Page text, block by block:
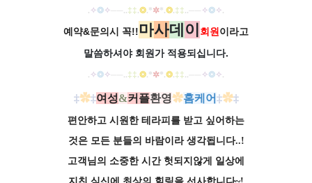
. ✧❂✧──..‡‡.❂.*✲*.❂.‡‡..── ✧❂✧.
예약&문의시 꼭!!마사데 이 회원 이라고
말씀하셔야 회원가 적용되십니다.
. ✧❂✧──..‡‡.❂.*✲*.❂.‡‡..── ✧❂✧.
‡✿‡여성&커플환영✿홈케어‡✿‡
편안하고 시원한 테라피를 받고 싶어하는
것은 모든 분들의 바람이라 생각됩니다..!
고객님의 소중한 시간 헛되지않게 일상에​